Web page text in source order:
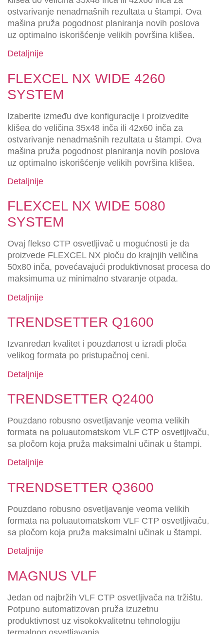
ostvarivanje nenadmašnih rezultata u štampi. Ova
mašina pruža pogodnost planiranja novih poslova
uz optimalno iskorišćenje velikih površina klišea.
Detaljnije
FLEXCEL NX WIDE 4260
SYSTEM
Izaberite između dve konfiguracije i proizvedite
klišea do veličina 35x48 inča ili 42x60 inča za
ostvarivanje nenadmašnih rezultata u štampi. Ova
mašina pruža pogodnost planiranja novih poslova
uz optimalno iskorišćenje velikih površina klišea.
Detaljnije
FLEXCEL NX WIDE 5080
SYSTEM
Ovaj flekso CTP osvetljivač u mogućnosti je da
proizvede FLEXCEL NX ploču do krajnjih veličina
50x80 inča, povećavajući produktivnosat procesa do
maksimuma uz minimalno stvaranje otpada.
Detaljnije
TRENDSETTER Q1600
Izvanredan kvalitet i pouzdanost u izradi ploča
velikog formata po pristupačnoj ceni.
Detaljnije
TRENDSETTER Q2400
Pouzdano robusno osvetljavanje veoma velikih
formata na poluautomatskom VLF CTP osvetljivaču,
sa pločom koja pruža maksimalni učinak u štampi.
Detaljnije
TRENDSETTER Q3600
Pouzdano robusno osvetljavanje veoma velikih
formata na poluautomatskom VLF CTP osvetljivaču,
sa pločom koja pruža maksimalni učinak u štampi.
Detaljnije
MAGNUS VLF
Jedan od najbržih VLF CTP osvetljivača na tržištu.
Potpuno automatizovan pruža izuzetnu
produktivnost uz visokokvalitetnu tehnologiju